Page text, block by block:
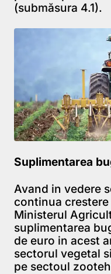
(submăsura 4.1).
Suplimentarea
Avand in vedere
continua
Ministerul
suplimentarea
de euro in acest
sectorul vegetal
pe sectoul